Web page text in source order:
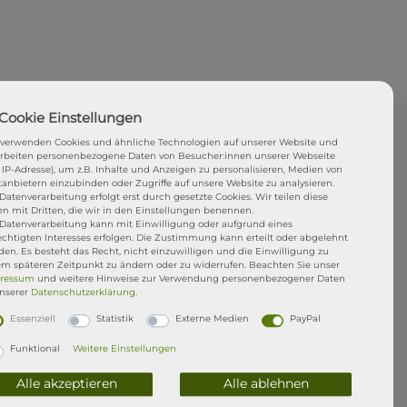
uns gekaufte ISUP kommt mit einer1jährigen
verursachte Schäden z.B. ihr macht Euch
D-Ring aus, ihr brecht den Finnenkasten usw..
reparieren wir euch das Board kostenlos in
Dr. SUP. Ihr müsst das Board nur anliefern und
Eure Rechte aus dem gesetzliche
bestehen. STRESSFREI SUPen mit der
Cookies und ähnliche Technologien auf unserer Website und
personenbezogene Daten von Besucher:innen unserer Webseite
IP-Adresse), um z.B. Inhalte und Anzeigen zu personalisieren, Medien von
einzubinden oder Zugriffe auf unsere Website zu analysieren.
erfolgt erst durch gesetzte Cookies. Wir teilen diese
mit Dritten, die wir in den Einstellungen benennen.
kann mit Einwilligung oder aufgrund eines
Interesses erfolgen. Die Zustimmung kann erteilt oder abgelehnt
Es besteht das Recht, nicht einzuwilligen und die Einwilligung zu
späteren Zeitpunkt zu ändern oder zu widerrufen. Beachten Sie unser
und weitere Hinweise zur Verwendung personenbezogener Daten
Daten­schutz­erklärung.
Essenziell Statistik Externe Medien PayPal
Funktional Weitere Einstellungen
Alle akzeptieren Alle ablehnen